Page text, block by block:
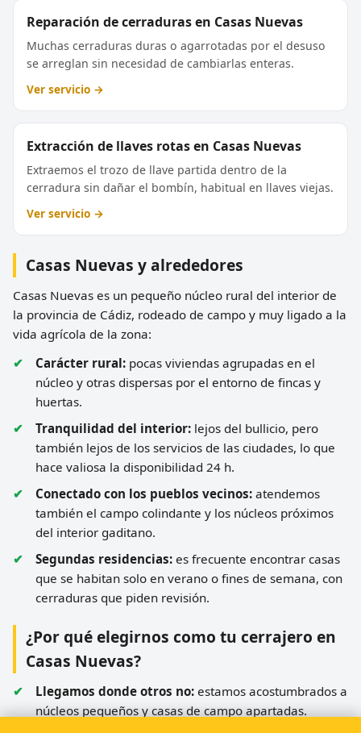
Reparación de cerraduras en Casas Nuevas
Muchas cerraduras duras o agarrotadas por el desuso
se arreglan sin necesidad de cambiarlas enteras.
Ver servicio →
Extracción de llaves rotas en Casas Nuevas
Extraemos el trozo de llave partida dentro de la
cerradura sin dañar el bombín, habitual en llaves viejas.
Ver servicio →
Casas Nuevas y alrededores
Casas Nuevas es un pequeño núcleo rural del interior de
la provincia de Cádiz, rodeado de campo y muy ligado a la
vida agrícola de la zona:
Carácter rural: pocas viviendas agrupadas en el
núcleo y otras dispersas por el entorno de fincas y
huertas.
Tranquilidad del interior: lejos del bullicio, pero
también lejos de los servicios de las ciudades, lo que
hace valiosa la disponibilidad 24 h.
Conectado con los pueblos vecinos: atendemos
también el campo colindante y los núcleos próximos
del interior gaditano.
Segundas residencias: es frecuente encontrar casas
que se habitan solo en verano o fines de semana, con
cerraduras que piden revisión.
¿Por qué elegirnos como tu cerrajero en
Casas Nuevas?
Llegamos donde otros no: estamos acostumbrados a
núcleos pequeños y casas de campo apartadas.